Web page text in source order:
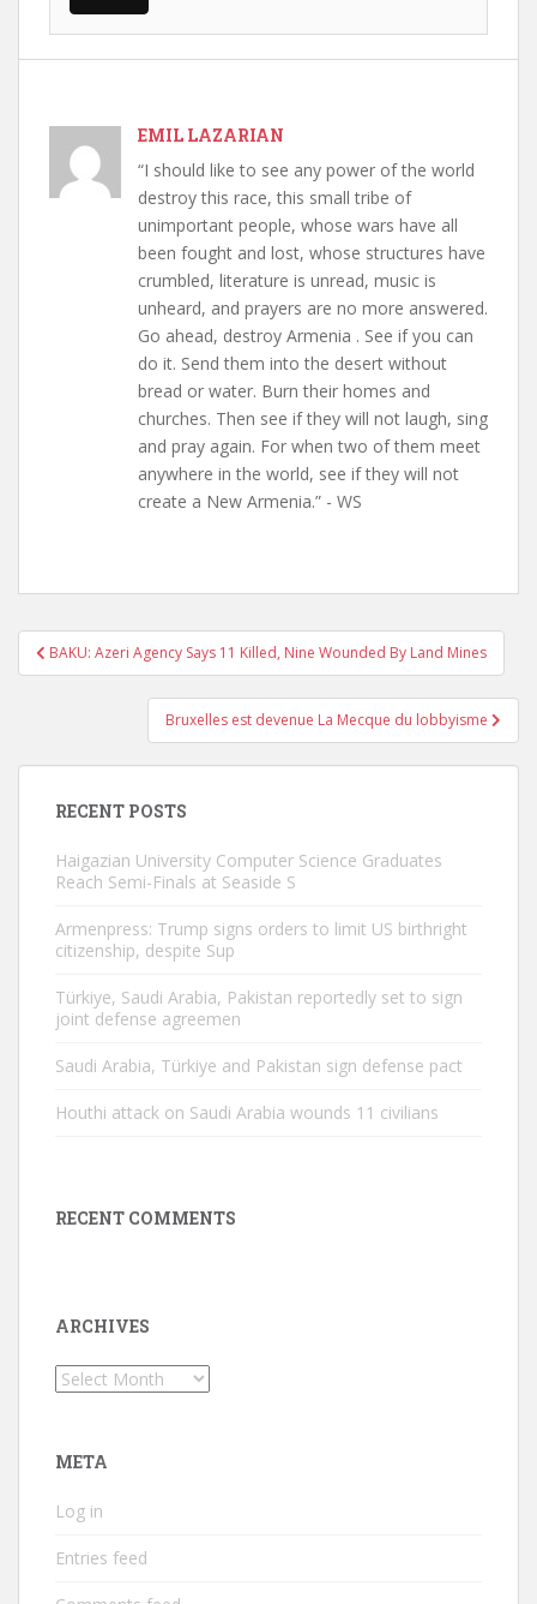
EMIL LAZARIAN
“I should like to see any power of the world
destroy this race, this small tribe of
unimportant people, whose wars have all
been fought and lost, whose structures have
crumbled, literature is unread, music is
unheard, and prayers are no more answered.
Go ahead, destroy Armenia . See if you can
do it. Send them into the desert without
bread or water. Burn their homes and
churches. Then see if they will not laugh, sing
and pray again. For when two of them meet
anywhere in the world, see if they will not
create a New Armenia.” - WS
Post
navigation
BAKU: Azeri Agency Says 11 Killed, Nine Wounded By Land Mines
Bruxelles est devenue La Mecque du lobbyisme
RECENT POSTS
Haigazian University Computer Science Graduates
Reach Semi-Finals at Seaside S
Armenpress: Trump signs orders to limit US birthright
citizenship, despite Sup
Türkiye, Saudi Arabia, Pakistan reportedly set to sign
joint defense agreemen
Saudi Arabia, Türkiye and Pakistan sign defense pact
Houthi attack on Saudi Arabia wounds 11 civilians
RECENT COMMENTS
ARCHIVES
Archives
META
Log in
Entries feed